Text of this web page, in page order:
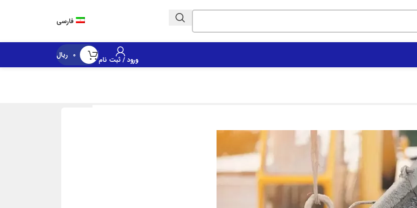
Customer Call Center | 02152164 فارسی
ورود / ثبت نام 0 ریال